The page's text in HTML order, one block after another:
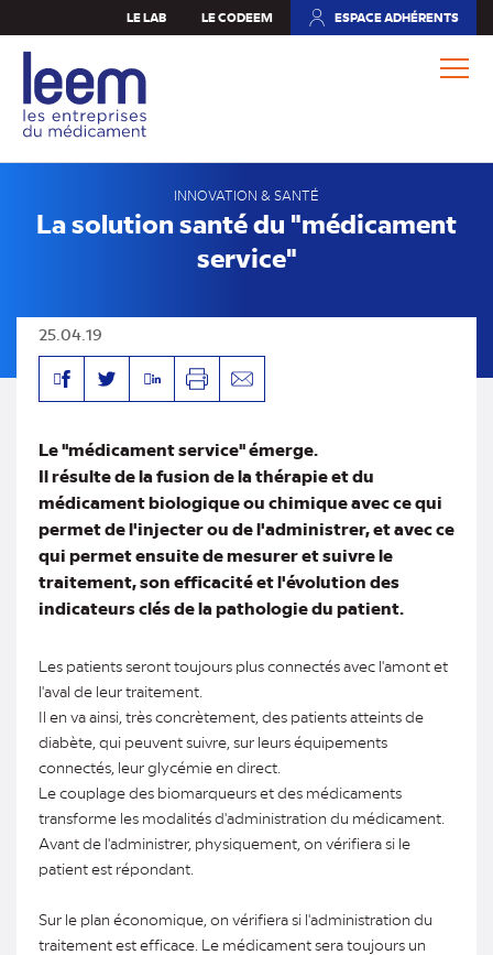
au
contenu
principal
LE LAB LE CODEEM ESPACE ADHÉRENTS
(NOUVEL
INNOVATION & SANTÉ
La solution santé du "médicament
service"
25.04.19
FacebookTwitterLinkedinImprimerEnvoyer
Le "médicament service" émerge.
Il résulte de la fusion de la thérapie et du
médicament biologique ou chimique avec ce qui
permet de l'injecter ou de l'administrer, et avec ce
qui permet ensuite de mesurer et suivre le
traitement, son efficacité et l'évolution des
indicateurs clés de la pathologie du patient.
Les patients seront toujours plus connectés avec l'amont et
l'aval de leur traitement.
Il en va ainsi, très concrètement, des patients atteints de
diabète, qui peuvent suivre, sur leurs équipements
connectés, leur glycémie en direct.
Le couplage des biomarqueurs et des médicaments
transforme les modalités d'administration du médicament.
Avant de l'administrer, physiquement, on vérifiera si le
patient est répondant.
Sur le plan économique, on vérifiera si l'administration du
traitement est efficace. Le médicament sera toujours un